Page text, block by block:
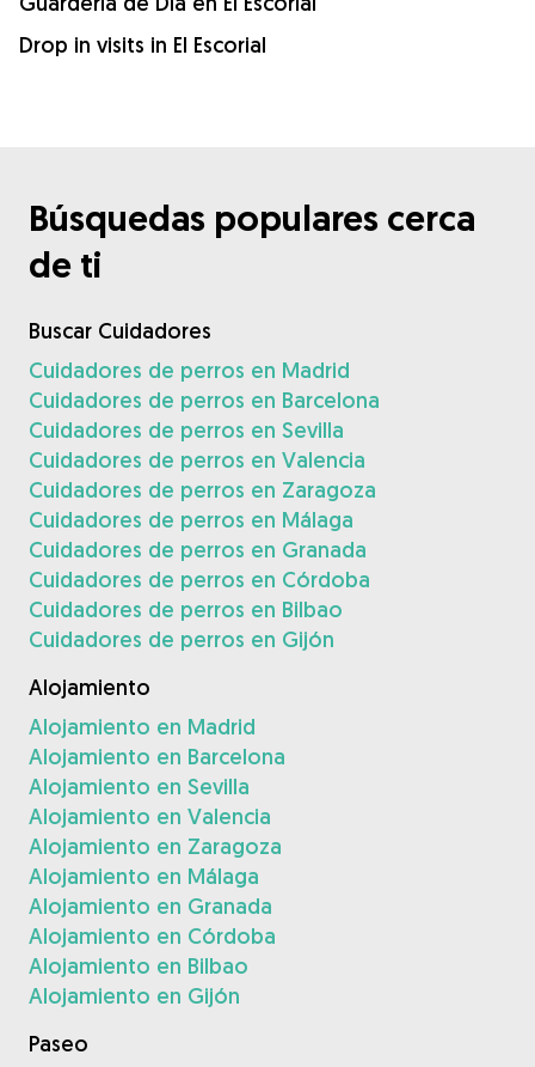
Drop in visits in El Escorial
Búsquedas populares cerca
de ti
Buscar Cuidadores
Cuidadores de perros en Madrid
Cuidadores de perros en Barcelona
Cuidadores de perros en Sevilla
Cuidadores de perros en Valencia
Cuidadores de perros en Zaragoza
Cuidadores de perros en Málaga
Cuidadores de perros en Granada
Cuidadores de perros en Córdoba
Cuidadores de perros en Bilbao
Cuidadores de perros en Gijón
Alojamiento
Alojamiento en Madrid
Alojamiento en Barcelona
Alojamiento en Sevilla
Alojamiento en Valencia
Alojamiento en Zaragoza
Alojamiento en Málaga
Alojamiento en Granada
Alojamiento en Córdoba
Alojamiento en Bilbao
Alojamiento en Gijón
Paseo